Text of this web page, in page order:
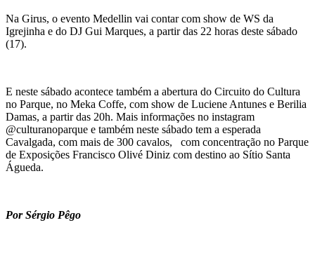
Na Girus, o evento Medellin vai contar com show de WS da
Igrejinha e do DJ Gui Marques, a partir das 22 horas deste sábado
(17).
E neste sábado acontece também a abertura do Circuito do Cultura
no Parque, no Meka Coffe, com show de Luciene Antunes e Berilia
Damas, a partir das 20h. Mais informações no instagram
@culturanoparque e também neste sábado tem a esperada
Cavalgada, com mais de 300 cavalos, com concentração no Parque
de Exposições Francisco Olivé Diniz com destino ao Sítio Santa
Águeda.
Por Sérgio Pêgo